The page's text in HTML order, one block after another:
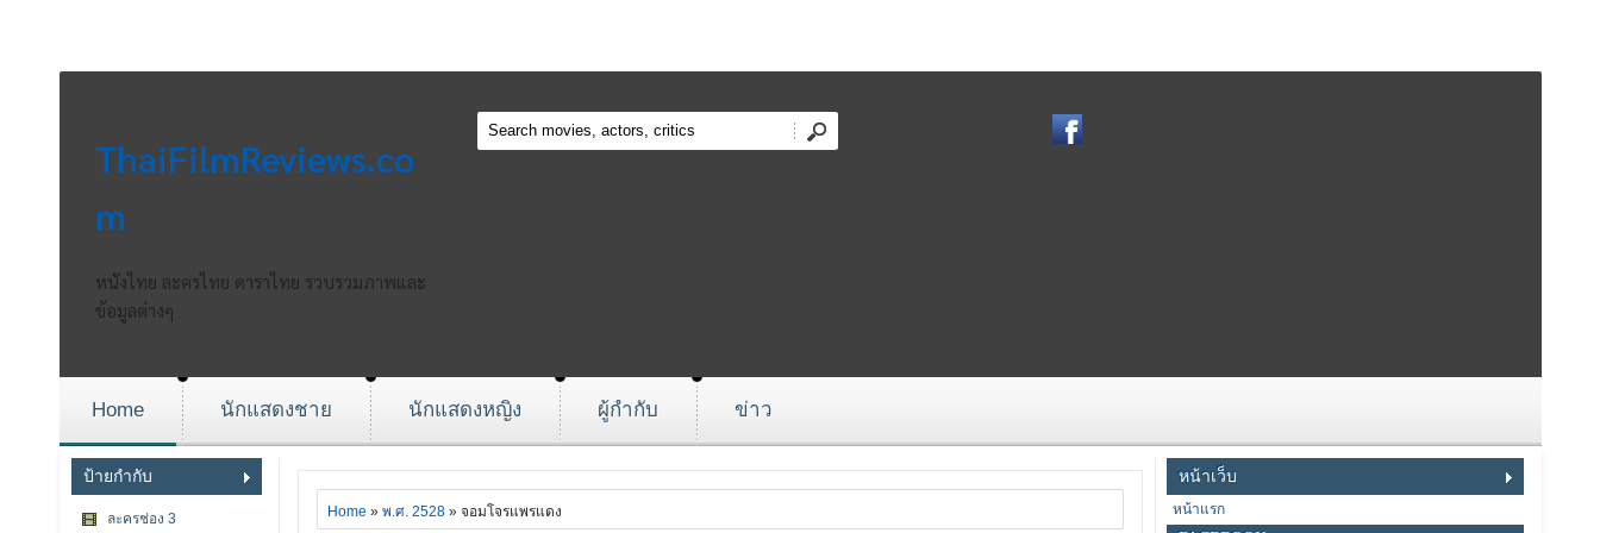
ThaiFilmReviews.co
m
หนังไทย ละครไทย ดาราไทย รวบรวมภาพและ
ข้อมูลต่างๆ
Home นักแสดงชาย นักแสดงหญิง ผู้กำกับ ข่าว
ป้ายกำกับ
ละครช่อง 3 Home » พ.ศ. 2528» จอมโจรแพรแดง
หน้าเว็บ
หน้าแรก